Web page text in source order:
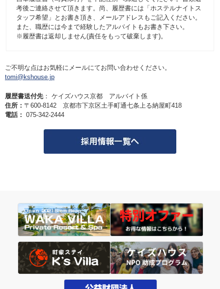
考後ご連絡させて頂きます。尚、履歴書には「ホステルナイトス
タッフ希望」とお書き頂き、メールアドレスもご記入ください。
また、職歴には今まで経験したアルバイトもお書き下さい。
※履歴書は返却しません(責任をもって破棄します)。
ご不明な点はお気軽にメールにてお問い合わせください。
tomi@kshouse.jp
履歴書送付先 ： ケイズハウス京都 アルバイト係
住所： 〒600-8142 京都市下京区土手町通七条上る納屋町418
電話： 075-342-2444